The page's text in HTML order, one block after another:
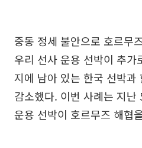
중동 정세 불안으로 호르무
우리 선사 운용 선박이 추가
지에 남아 있는 한국 선박과
감소했다. 이번 사례는 지
운용 선박이 호르무즈 해협